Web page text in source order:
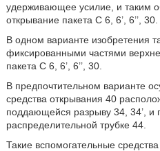
удерживающее усилие, и таким
открывание пакета C 6, 6’, 6’’, 30.
В одном варианте изобретения
фиксированными частями
пакета C 6, 6’, 6’’, 30.
В предпочтительном варианте
средства открывания 40
поддающейся разрыву 34, 34’, и
распределительной трубке 44.
Такие вспомогательные